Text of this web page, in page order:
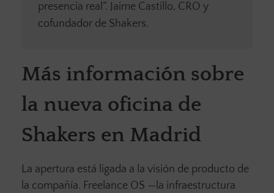
presencia real”. Jaime Castillo, CRO y
cofundador de Shakers.
Más información sobre
la nueva oficina de
Shakers en Madrid
La apertura está ligada a la visión de producto de
la compañía. Freelance OS —la infraestructura